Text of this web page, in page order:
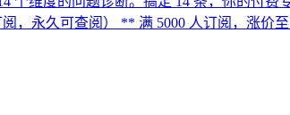
永久可查阅） ** 满 5000 人订阅，涨价